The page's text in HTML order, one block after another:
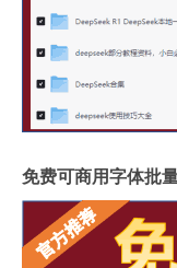
免费可商用字体批